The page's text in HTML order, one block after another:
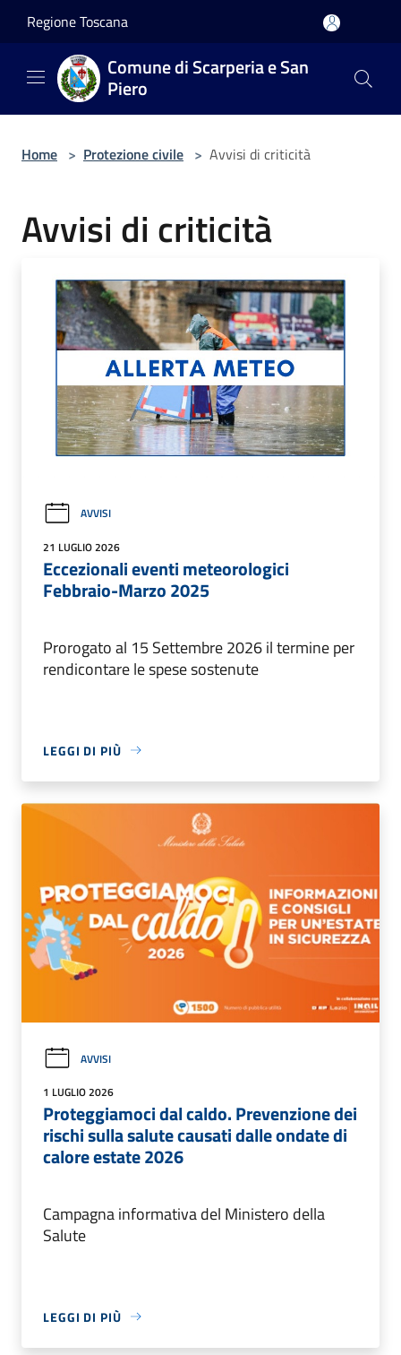
Regione Toscana
Comune di Scarperia e San
Piero
Home > Protezione civile > Avvisi di criticità
Avvisi di criticità
AVVISI
21 LUGLIO 2026
Eccezionali eventi meteorologici
Febbraio-Marzo 2025
Prorogato al 15 Settembre 2026 il termine per
rendicontare le spese sostenute
LEGGI DI PIÙ
AVVISI
1 LUGLIO 2026
Proteggiamoci dal caldo. Prevenzione dei
rischi sulla salute causati dalle ondate di
calore estate 2026
Campagna informativa del Ministero della
Salute
LEGGI DI PIÙ